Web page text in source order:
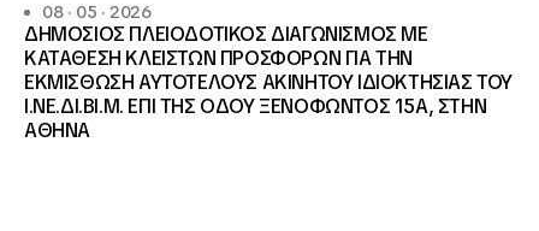
08 · 05 · 2026
ΔΗΜΟΣΙΟΣ ΠΛΕΙΟΔΟΤΙΚΟΣ ΔΙΑΓΩΝΙΣΜΟΣ ΜΕ
ΚΑΤΑΘΕΣΗ ΚΛΕΙΣΤΩΝ ΠΡΟΣΦΟΡΩΝ ΓΙΑ ΤΗΝ
ΕΚΜΙΣΘΩΣΗ ΑΥΤΟΤΕΛΟΥΣ ΑΚΙΝΗΤΟΥ ΙΔΙΟΚΤΗΣΙΑΣ ΤΟΥ
Ι.ΝΕ.ΔΙ.ΒΙ.Μ. ΕΠΙ ΤΗΣ ΟΔΟΥ ΞΕΝΟΦΩΝΤΟΣ 15Α, ΣΤΗΝ
ΑΘΗΝΑ